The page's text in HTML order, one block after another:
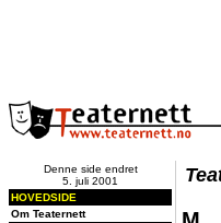
Denne side endret
5. juli 2001
HOVEDSIDE
Om Teaternett